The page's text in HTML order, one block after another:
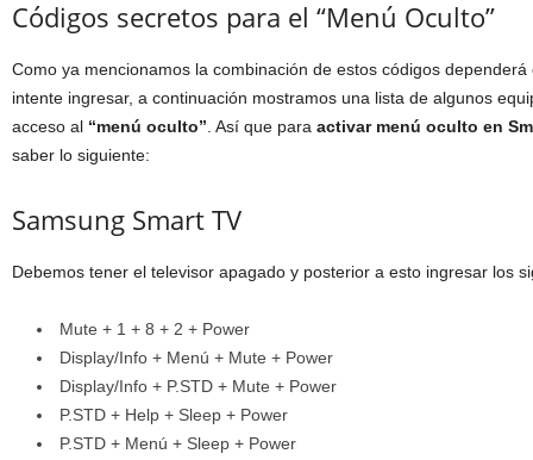
Códigos secretos para el “Menú Oculto”
Como ya mencionamos la combinación de estos códigos
intente ingresar, a continuación mostramos una lista de algunos
acceso al “menú oculto” . Así que para activar menú oculto en
saber lo siguiente:
Samsung Smart TV
Debemos tener el televisor apagado y posterior a esto ingresar los
Mute + 1 + 8 + 2 + Power
Display/Info + Menú + Mute + Power
Display/Info + P.STD + Mute + Power
P.STD + Help + Sleep + Power
P.STD + Menú + Sleep + Power